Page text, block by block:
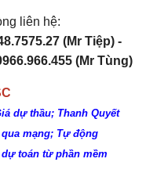
liên hệ:
(Mr Tiệp) -
(Mr Tùng)
dự thầu; Thanh Quyết
mạng; Tự động
toán từ phần mềm